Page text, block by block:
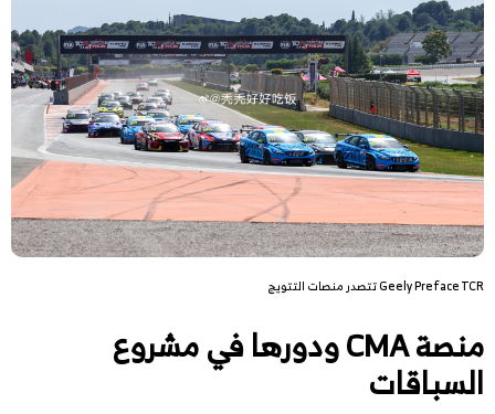
Geely Preface TCR تتصدر منصات التتويج
منصة CMA ودورها في مشروع
السباقات